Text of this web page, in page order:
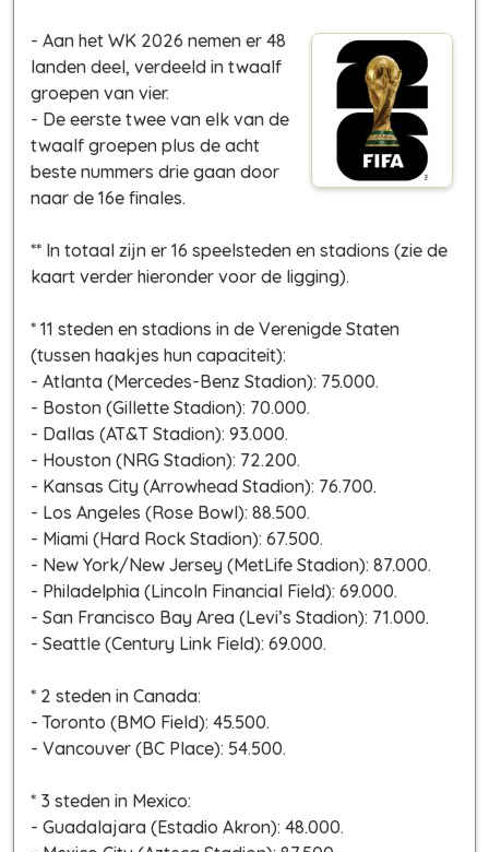
- Aan het WK 2026 nemen er 48
landen deel, verdeeld in twaalf
groepen van vier.
- De eerste twee van elk van de
twaalf groepen plus de acht
beste nummers drie gaan door
naar de 16e finales.
** In totaal zijn er 16 speelsteden en stadions (zie de
kaart verder hieronder voor de ligging).
* 11 steden en stadions in de Verenigde Staten
(tussen haakjes hun capaciteit):
- Atlanta (Mercedes-Benz Stadion): 75.000.
- Boston (Gillette Stadion): 70.000.
- Dallas (AT&T Stadion): 93.000.
- Houston (NRG Stadion): 72.200.
- Kansas City (Arrowhead Stadion): 76.700.
- Los Angeles (Rose Bowl): 88.500.
- Miami (Hard Rock Stadion): 67.500.
- New York/New Jersey (MetLife Stadion): 87.000.
- Philadelphia (Lincoln Financial Field): 69.000.
- San Francisco Bay Area (Levi’s Stadion): 71.000.
- Seattle (Century Link Field): 69.000.
* 2 steden in Canada:
- Toronto (BMO Field): 45.500.
- Vancouver (BC Place): 54.500.
* 3 steden in Mexico:
- Guadalajara (Estadio Akron): 48.000.